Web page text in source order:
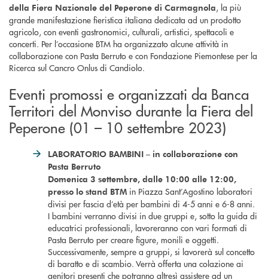
della Fiera Nazionale del Peperone di Carmagnola, la più
grande manifestazione fieristica italiana dedicata ad un prodotto
agricolo, con eventi gastronomici, culturali, artistici, spettacoli e
concerti. Per l’occasione BTM ha organizzato alcune attività in
collaborazione con Pasta Berruto e con Fondazione Piemontese per la
Ricerca sul Cancro Onlus di Candiolo.
Eventi promossi e organizzati da Banca
Territori del Monviso durante la Fiera del
Peperone (01 – 10 settembre 2023)
LABORATORIO BAMBINI – in collaborazione con
Pasta Berruto
Domenica 3 settembre, dalle 10:00 alle 12:00,
presso lo stand BTM in Piazza Sant’Agostino laboratori
divisi per fascia d’età per bambini di 4-5 anni e 6-8 anni.
I bambini verranno divisi in due gruppi e, sotto la guida di
educatrici professionali, lavoreranno con vari formati di
Pasta Berruto per creare figure, monili e oggetti.
Successivamente, sempre a gruppi, si lavorerà sul concetto
di baratto e di scambio. Verrà offerta una colazione ai
genitori presenti che potranno altresì assistere ad un